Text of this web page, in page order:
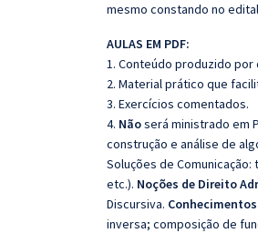
mesmo constando no
AULAS EM PDF:
1. Conteúdo produzido
2. Material prático que
3. Exercícios comentados.
4. Nãoserá ministrado em
construção e análise de
Soluções de
etc.). Noções de Direito
Discursiva.
inversa; composição de